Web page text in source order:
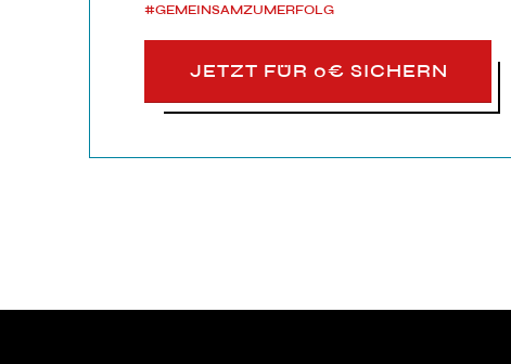
#GEMEINSAMZUMERFOLG
JETZT FÜR 0€ SICHERN